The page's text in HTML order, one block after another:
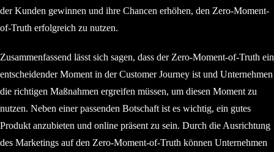
der Kunden gewinnen und ihre Chancen erhöhen, den Zero-Moment-
of-Truth erfolgreich zu nutzen.
Zusammenfassend lässt sich sagen, dass der Zero-Moment-of-Truth ein
entscheidender Moment in der Customer Journey ist und Unternehmen
die richtigen Maßnahmen ergreifen müssen, um diesen Moment zu
nutzen. Neben einer passenden Botschaft ist es wichtig, ein gutes
Produkt anzubieten und online präsent zu sein. Durch die Ausrichtung
des Marketings auf den Zero-Moment-of-Truth können Unternehmen